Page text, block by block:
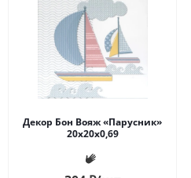
Декор Бон Вояж «Парусник»
20x20x0,69